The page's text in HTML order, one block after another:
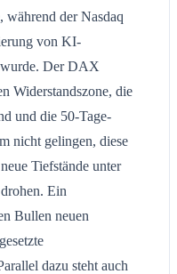
während der Nasdaq
von KI-
Der DAX
Widerstandszone, die
und die 50-Tage-
nicht gelingen, diese
Tiefstände unter
Ein
Bullen neuen
dazu steht auch